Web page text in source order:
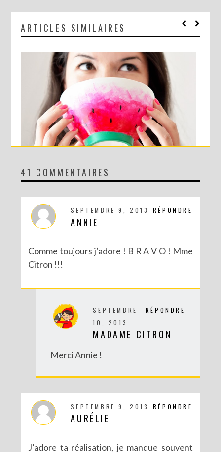
ARTICLES SIMILAIRES
DIY : LE BOL PASTÈQUE !
DIY SPÉCIAL BRÉSIL : LE MOBILE RIO
41 COMMENTAIRES
RÉPONDRE
SEPTEMBRE 9, 2013
ANNIE
Comme toujours j’adore ! B R A V O ! Mme
Citron !!!
RÉPONDRE
SEPTEMBRE
10, 2013
MADAME CITRON
Merci Annie !
RÉPONDRE
SEPTEMBRE 9, 2013
AURÉLIE
J’adore ta réalisation, je manque souvent